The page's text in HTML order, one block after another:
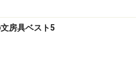
房具ベスト5